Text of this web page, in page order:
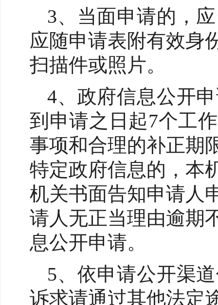
3、当面申请的，
应随申请表附有效身
扫描件或照片。
4、政府信息公开
到申请之日起7个工
事项和合理的补正期
特定政府信息的，本
机关书面告知申请人
请人无正当理由逾期
息公开申请。
5、依申请公开渠
诉求请通过其他法定